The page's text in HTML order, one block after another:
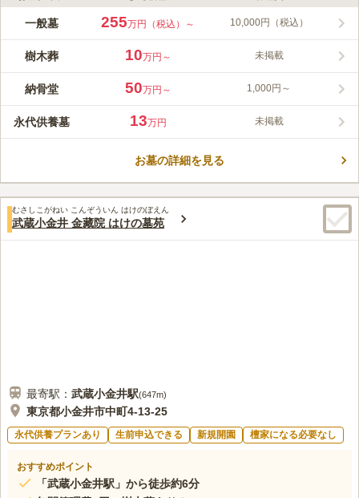
ライフドット編集部のコメント
閑静な住宅街に位置する立正寺は、京都本能寺を本山としている
管理棟や売店そして駐車場などを完備しています。 売店では供
花やお線香を販売しているため、手ぶらでもお墓参りができ便利
車椅子の方やベービーカーの必要なお子様連れのごご家族の方も
安全にお参りすることができます。
この霊園はまだ誰からも評価されていません。
一般墓 255万円（税込）～ 10,000円（税込）
樹木葬 10万円～ 未掲載
納骨堂 50万円～ 1,000円～
永代供養墓 13万円 未掲載
お墓の詳細を見る
むさしこがねい こんぞういん はけのぼえん
武蔵小金井 金藏院 はけの墓苑
最寄駅： 武蔵小金井駅(647m)
東京都小金井市中町4-13-25
永代供養プランあり 生前申込できる 新規開園 檀家になる必要なし
おすすめポイント
「武蔵小金井駅」から徒歩約6分